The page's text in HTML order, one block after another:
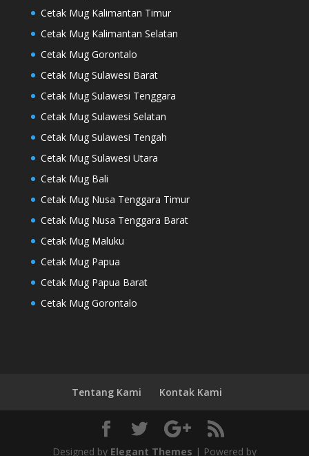
Cetak Mug Kalimantan Timur
Cetak Mug Kalimantan Selatan
Cetak Mug Gorontalo
Cetak Mug Sulawesi Barat
Cetak Mug Sulawesi Tenggara
Cetak Mug Sulawesi Selatan
Cetak Mug Sulawesi Tengah
Cetak Mug Sulawesi Utara
Cetak Mug Bali
Cetak Mug Nusa Tenggara Timur
Cetak Mug Nusa Tenggara Barat
Cetak Mug Maluku
Cetak Mug Papua
Cetak Mug Papua Barat
Cetak Mug Gorontalo
Tentang Kami Kontak Kami
Designed by Elegant Themes | Powered by